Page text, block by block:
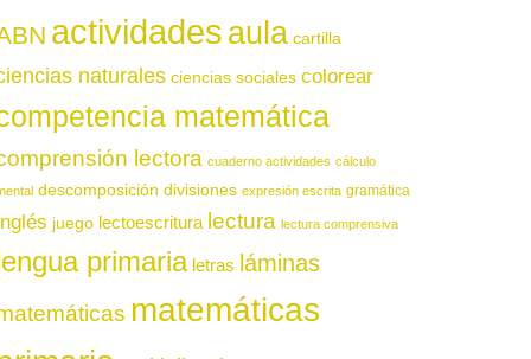
actividadesaula cartilla
naturales ciencias sociales colorear
matemática
lectora cuaderno actividades cálculo
descomposición divisiones expresión escrita gramática
juego lectoescritura lectura lectura comprensiva
primaria letras láminas
matemáticas